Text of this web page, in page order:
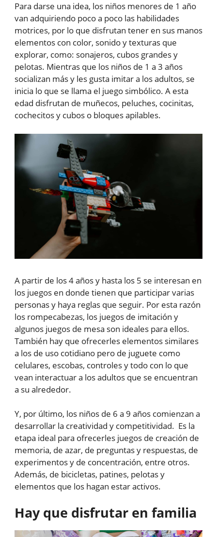
Para darse una idea, los niños menores de 1 año
van adquiriendo poco a poco las habilidades
motrices, por lo que disfrutan tener en sus manos
elementos con color, sonido y texturas que
explorar, como: sonajeros, cubos grandes y
pelotas. Mientras que los niños de 1 a 3 años
socializan más y les gusta imitar a los adultos, se
inicia lo que se llama el juego simbólico. A esta
edad disfrutan de muñecos, peluches, cocinitas,
cochecitos y cubos o bloques apilables.
A partir de los 4 años y hasta los 5 se interesan en
los juegos en donde tienen que participar varias
personas y haya reglas que seguir. Por esta razón
los rompecabezas, los juegos de imitación y
algunos juegos de mesa son ideales para ellos.
También hay que ofrecerles elementos similares
a los de uso cotidiano pero de juguete como
celulares, escobas, controles y todo con lo que
vean interactuar a los adultos que se encuentran
a su alrededor.
Y, por último, los niños de 6 a 9 años comienzan a
desarrollar la creatividad y competitividad. Es la
etapa ideal para ofrecerles juegos de creación de
memoria, de azar, de preguntas y respuestas, de
experimentos y de concentración, entre otros.
Además, de bicicletas, patines, pelotas y
elementos que los hagan estar activos.
Hay que disfrutar en familia